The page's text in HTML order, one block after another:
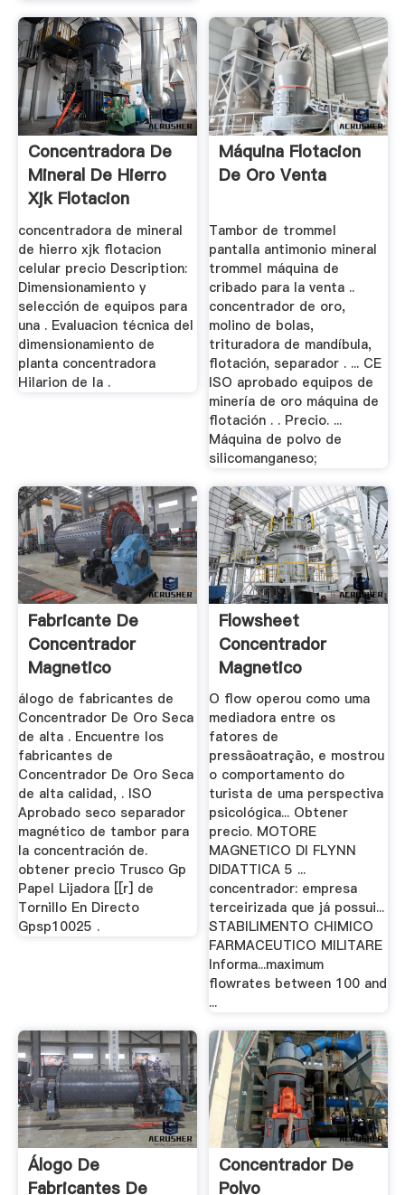
Concentradora De
Mineral De Hierro
Xjk Flotacion
Celular ...
concentradora de mineral
de hierro xjk flotacion
celular precio Description:
Dimensionamiento y
selección de equipos para
una . Evaluacion técnica del
dimensionamiento de
planta concentradora
Hilarion de la .
Máquina Flotacion
De Oro Venta
Tambor de trommel
pantalla antimonio mineral
trommel máquina de
cribado para la venta ..
concentrador de oro,
molino de bolas,
trituradora de mandíbula,
flotación, separador . ... CE
ISO aprobado equipos de
minería de oro máquina de
flotación . . Precio. ...
Máquina de polvo de
silicomanganeso;
Fabricante De
Concentrador
Magnetico
álogo de fabricantes de
Concentrador De Oro Seca
de alta . Encuentre los
fabricantes de
Concentrador De Oro Seca
de alta calidad, . ISO
Aprobado seco separador
magnético de tambor para
la concentración de.
obtener precio Trusco Gp
Papel Lijadora [[r] de
Tornillo En Directo
Gpsp10025 .
Flowsheet
Concentrador
Magnetico
O flow operou como uma
mediadora entre os
fatores de
pressãoatração, e mostrou
o comportamento do
turista de uma perspectiva
psicológica... Obtener
precio. MOTORE
MAGNETICO DI FLYNN
DIDATTICA 5 ...
concentrador: empresa
terceirizada que já possui...
STABILIMENTO CHIMICO
FARMACEUTICO MILITARE
Informa...maximum
flowrates between 100 and
...
Álogo De
Fabricantes De
Concentrador De
Polvo